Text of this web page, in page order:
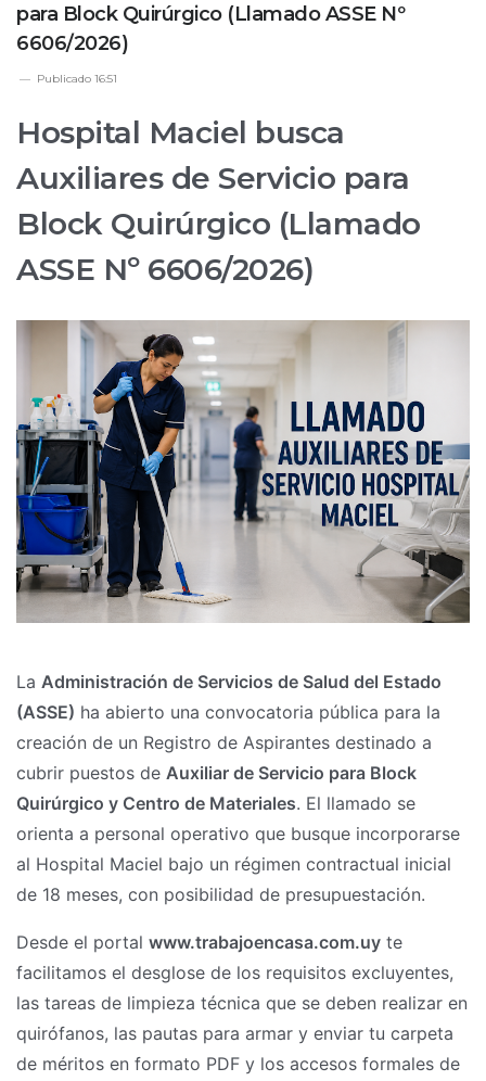
para Block Quirúrgico (Llamado ASSE Nº
6606/2026)
Publicado 16:51
Hospital Maciel busca
Auxiliares de Servicio para
Block Quirúrgico (Llamado
ASSE Nº 6606/2026)
La Administración de Servicios de Salud del Estado
(ASSE) ha abierto una convocatoria pública para la
creación de un Registro de Aspirantes destinado a
cubrir puestos de Auxiliar de Servicio para Block
Quirúrgico y Centro de Materiales. El llamado se
orienta a personal operativo que busque incorporarse
al Hospital Maciel bajo un régimen contractual inicial
de 18 meses, con posibilidad de presupuestación.
Desde el portal www.trabajoencasa.com.uy te
facilitamos el desglose de los requisitos excluyentes,
las tareas de limpieza técnica que se deben realizar en
quirófanos, las pautas para armar y enviar tu carpeta
de méritos en formato PDF y los accesos formales de